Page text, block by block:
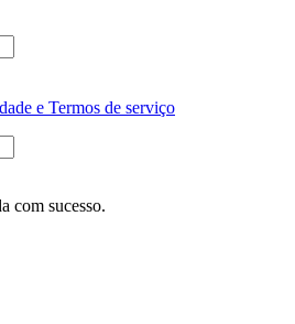
e Termos de serviço
com sucesso.